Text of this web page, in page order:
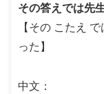
その答えでは先
【その こたえ
った】
中文：